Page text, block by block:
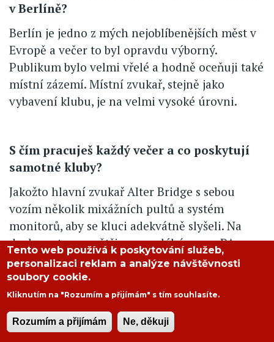
v Berlíně?
Berlín je jedno z mých nejoblíbenějších měst v
Evropě a večer to byl opravdu výborný.
Publikum bylo velmi vřelé a hodně oceňuji také
místní zázemí. Místní zvukař, stejně jako
vybavení klubu, je na velmi vysoké úrovni.
S čím pracuješ každý večer a co poskytují
samotné kluby?
Jakožto hlavní zvukař Alter Bridge s sebou
vozím několik mixážních pultů a systém
monitorů, aby se kluci adekvátně slyšeli. Na
druhou stranu, většinou spoléháme na PA
systém samotného klubu. Evropa je v tomto
ohledu velice příjemná. Moje konzole je od
značky Avid, včetně několika plug-inů (DSP pro
mikrofony), kompresorů a několika hraček
jménem Drawmer Punch Gate MX40 pro
Tento web používá k poskytování služeb,
personalizaci reklam a analýze návštěvnosti
soubory cookie.
Kliknutím na "Rozumím a přijímám" s tím souhlasíte.
Rozumím a přijímám Ne, děkuji